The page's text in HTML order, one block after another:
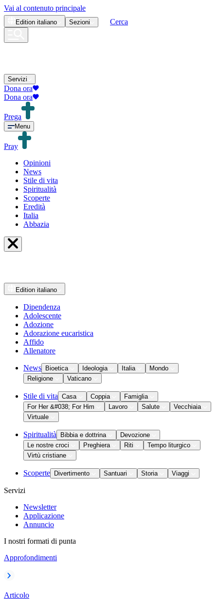
Vai al contenuto principale
Edition italiano Sezioni Cerca
Servizi
Dona ora
Dona ora
Prega
Menu
Pray
Opinioni
News
Stile di vita
Spiritualità
Scoperte
Eredità
Italia
Abbazia
Edition italiano
Dipendenza
Adolescente
Adozione
Adorazione eucaristica
Affido
Allenatore
News Bioetica Ideologia Italia
Mondo
Religione
Vaticano
Stile di vita Casa Coppia
Famiglia
For Her &#038; For Him
Lavoro Salute
Vecchiaia
Virtuale
Spiritualità Bibbia e dottrina
Devozione
Le nostre croci
Preghiera Riti
Tempo liturgico
Virtù cristiane
Scoperte Divertimento Santuari Storia Viaggi
Servizi
Newsletter
Applicazione
Annuncio
I nostri formati di punta
Approfondimenti
Articolo